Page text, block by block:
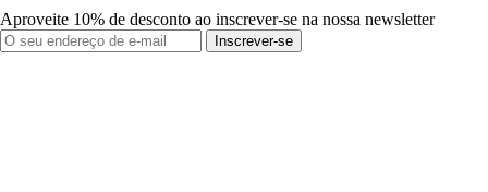
Aproveite 10% de desconto ao inscrever-se na nossa newsletter
Inscrever-se